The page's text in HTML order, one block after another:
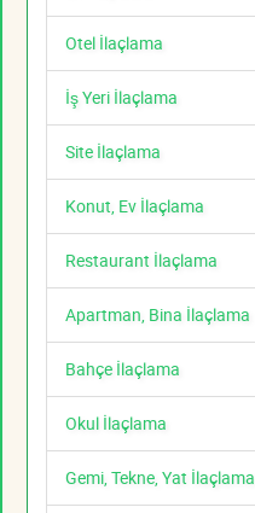
Otel İlaçlama
İş Yeri İlaçlama
Site İlaçlama
Konut, Ev İlaçlama
Restaurant İlaçlama
Apartman, Bina İlaçlama
Bahçe İlaçlama
Okul İlaçlama
Gemi, Tekne, Yat İlaçlama